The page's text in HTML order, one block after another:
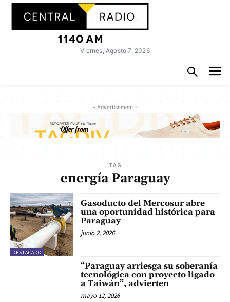
Viernes, Agosto 7, 2026
- Advertisement -
TAG
energía Paraguay
DESTACADO
Gasoducto del Mercosur abre
una oportunidad histórica para
Paraguay
junio 2, 2026
“Paraguay arriesga su soberanía
tecnológica con proyecto ligado
a Taiwán”, advierten
mayo 12, 2026